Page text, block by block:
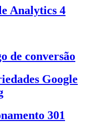
Analytics 4
de conversão
Google
301